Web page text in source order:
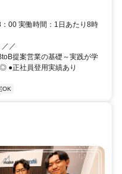
00 実働時間：1日あたり8時
／
案営業の基礎～実践が学
●正社員登用実績あり
OK